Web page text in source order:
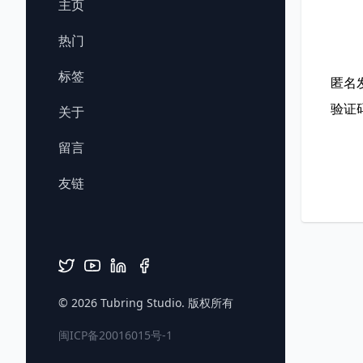
主页
热门
标签
关于
留言
友链
© 2026 Tubring Studio. 版权所有
闽ICP备20016015号-1
匿名
验证